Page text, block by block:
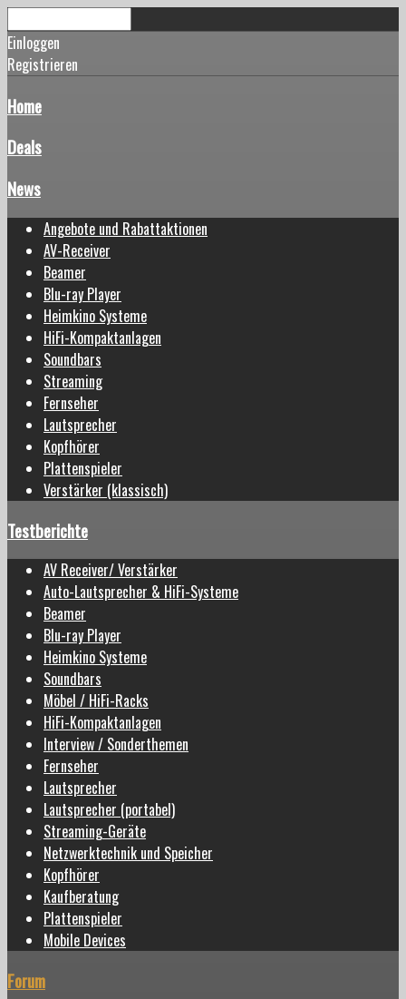
Einloggen
Registrieren
Home
Deals
News
Angebote und Rabattaktionen
AV-Receiver
Beamer
Blu-ray Player
Heimkino Systeme
HiFi-Kompaktanlagen
Soundbars
Streaming
Fernseher
Lautsprecher
Kopfhörer
Plattenspieler
Verstärker (klassisch)
Testberichte
AV Receiver/ Verstärker
Auto-Lautsprecher & HiFi-Systeme
Beamer
Blu-ray Player
Heimkino Systeme
Soundbars
Möbel / HiFi-Racks
HiFi-Kompaktanlagen
Interview / Sonderthemen
Fernseher
Lautsprecher
Lautsprecher (portabel)
Streaming-Geräte
Netzwerktechnik und Speicher
Kopfhörer
Kaufberatung
Plattenspieler
Mobile Devices
Forum